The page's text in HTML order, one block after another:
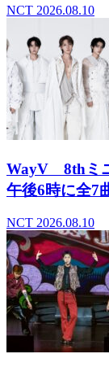
NCT 2026.08.10
WayV 8thミ
午後6時に全7
NCT 2026.08.10